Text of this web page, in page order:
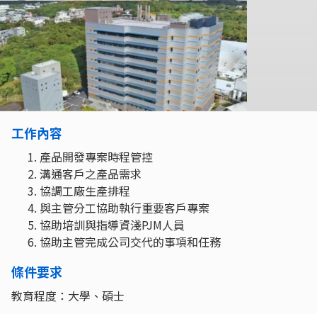
工作內容
產品開發專案時程管控
溝通客戶之產品需求
協調工廠生產排程
與主管分工協助執行重要客戶專案
協助培訓與指導資淺PJM人員
協助主管完成公司交代的事項和任務
條件要求
教育程度：大學、碩士